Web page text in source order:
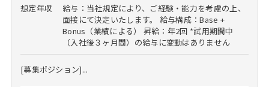
想定年収
給与：当社規定により、ご経験・能力を考慮の上、
面接にて決定いたします。 給与構成：Base +
Bonus（業績による） 昇給：年2回 *試用期間中
（入社後３ヶ月間）の給与に変動はありません
[募集ポジション]...